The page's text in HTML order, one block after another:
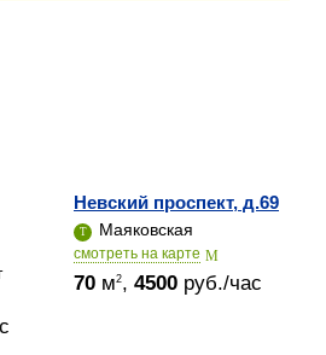
Невский проспект, д.69
Маяковская
cмотреть на карте
70 м2, 4500 руб./час